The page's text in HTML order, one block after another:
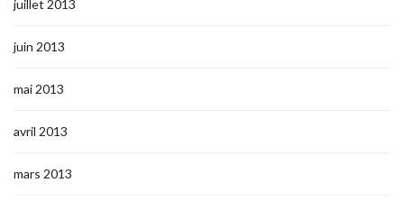
juillet 2013
juin 2013
mai 2013
avril 2013
mars 2013